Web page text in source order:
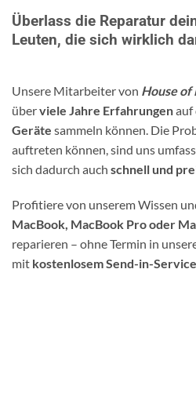
Überlass die Reparatur
Leuten, die sich wirklich
Unsere Mitarbeiter von House of
überviele Jahre Erfahrungenauf
Geräte sammeln können. Die
auftreten können, sind uns
sich dadurch auch schnell und
Profitiere von unserem Wissen
MacBook, MacBook Pro oder
reparieren – ohne Termin in
mit kostenlosem Send-in-